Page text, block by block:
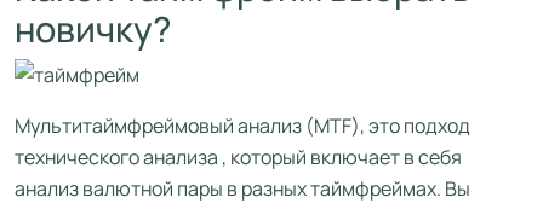
новичку?
Мультитаймфреймовый анализ (MTF), это подход
технического анализа , который включает в себя
анализ валютной пары в разных таймфреймах. Вы